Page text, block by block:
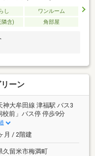
し
ワンルーム
隣含) 角部屋
ーン
神大牟田線 津福駅 バス3
校前」バス停 停歩9分
月 / 2階建
久留米市梅満町